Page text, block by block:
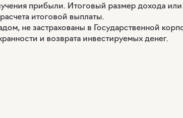
прибыли. Итоговый размер дохода или
итоговой выплаты.
не застрахованы в Государственной
и возврата инвестируемых денег.